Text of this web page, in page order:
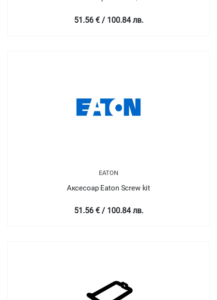
51.56 € / 100.84 лв.
EATON
Аксесоар Eaton Screw kit
51.56 € / 100.84 лв.